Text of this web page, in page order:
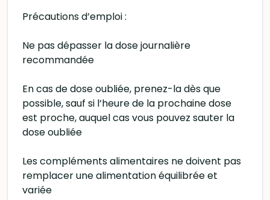
Précautions d’emploi :
Ne pas dépasser la dose journalière
recommandée
En cas de dose oubliée, prenez-la dès que
possible, sauf si l’heure de la prochaine dose
est proche, auquel cas vous pouvez sauter la
dose oubliée
Les compléments alimentaires ne doivent pas
remplacer une alimentation équilibrée et
variée